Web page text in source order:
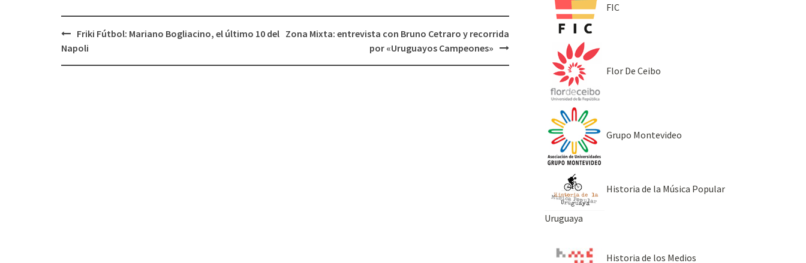
o
disminuir
el
Navegación
Friki Fútbol: Mariano Bogliacino, el último 10 del
Napoli
Zona Mixta: entrevista con Bruno Cetraro y recorrida
por «Uruguayos Campeones»
FIC
Flor De Ceibo
Grupo Montevideo
Historia de la Música Popular
Uruguaya
Historia de los Medios